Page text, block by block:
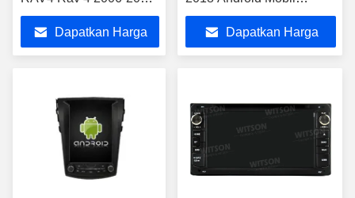
Mobil Multimedia Player
Dapatkan Harga
Multimedia Player
Dapatkan Harga